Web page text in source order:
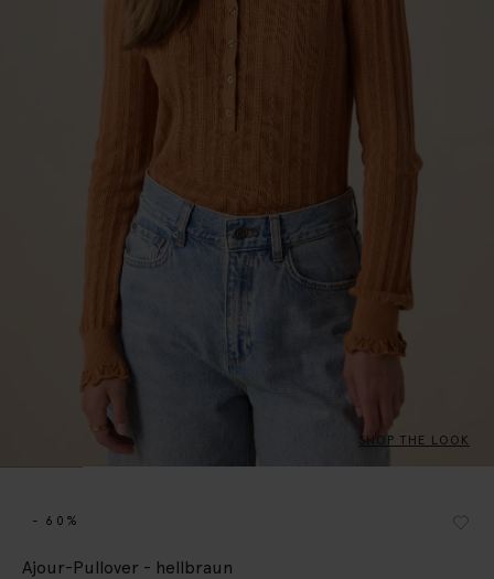
SHOP THE LOOK
- 60%
Ajour-Pullover - hellbraun